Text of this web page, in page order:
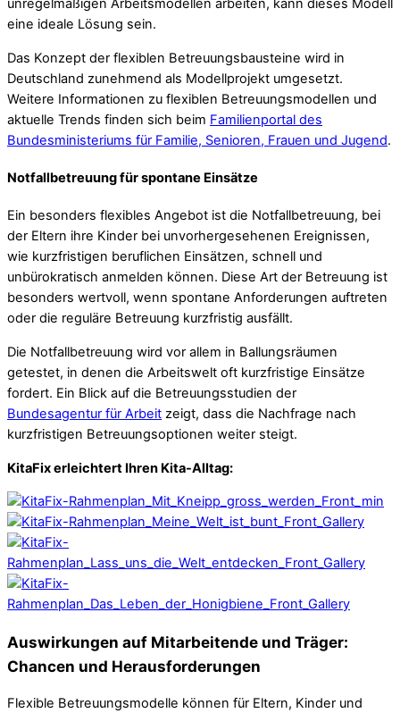
unregelmäßigen Arbeitsmodellen arbeiten, kann dieses Modell
eine ideale Lösung sein.
Das Konzept der flexiblen Betreuungsbausteine wird in
Deutschland zunehmend als Modellprojekt umgesetzt.
Weitere Informationen zu flexiblen Betreuungsmodellen und
aktuelle Trends finden sich beim Familienportal des
Bundesministeriums für Familie, Senioren, Frauen und Jugend.
Notfallbetreuung für spontane Einsätze
Ein besonders flexibles Angebot ist die Notfallbetreuung, bei
der Eltern ihre Kinder bei unvorhergesehenen Ereignissen,
wie kurzfristigen beruflichen Einsätzen, schnell und
unbürokratisch anmelden können. Diese Art der Betreuung ist
besonders wertvoll, wenn spontane Anforderungen auftreten
oder die reguläre Betreuung kurzfristig ausfällt.
Die Notfallbetreuung wird vor allem in Ballungsräumen
getestet, in denen die Arbeitswelt oft kurzfristige Einsätze
fordert. Ein Blick auf die Betreuungsstudien der
Bundesagentur für Arbeit zeigt, dass die Nachfrage nach
kurzfristigen Betreuungsoptionen weiter steigt.
KitaFix erleichtert Ihren Kita-Alltag:
Auswirkungen auf Mitarbeitende und Träger:
Chancen und Herausforderungen
Flexible Betreuungsmodelle können für Eltern, Kinder und